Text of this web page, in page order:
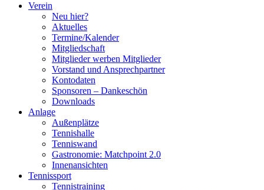
Verein
Neu hier?
Aktuelles
Termine/Kalender
Mitgliedschaft
Mitglieder werben Mitglieder
Vorstand und Ansprechpartner
Kontodaten
Sponsoren – Dankeschön
Downloads
Anlage
Außenplätze
Tennishalle
Tenniswand
Gastronomie: Matchpoint 2.0
Innenansichten
Tennissport
Tennistraining